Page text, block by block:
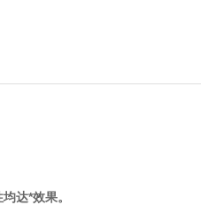
达*效果。